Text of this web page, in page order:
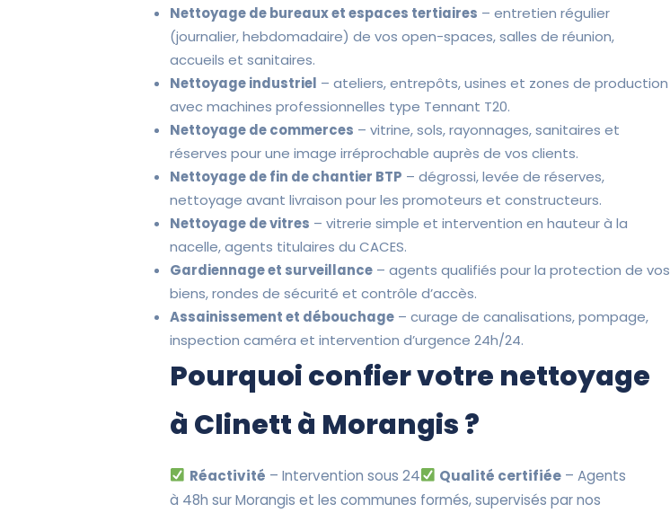
Nettoyage de bureaux et espaces tertiaires – entretien régulier
(journalier, hebdomadaire) de vos open-spaces, salles de réunion,
accueils et sanitaires.
Nettoyage industriel – ateliers, entrepôts, usines et zones de production
avec machines professionnelles type Tennant T20.
Nettoyage de commerces – vitrine, sols, rayonnages, sanitaires et
réserves pour une image irréprochable auprès de vos clients.
Nettoyage de fin de chantier BTP – dégrossi, levée de réserves,
nettoyage avant livraison pour les promoteurs et constructeurs.
Nettoyage de vitres – vitrerie simple et intervention en hauteur à la
nacelle, agents titulaires du CACES.
Gardiennage et surveillance – agents qualifiés pour la protection de vos
biens, rondes de sécurité et contrôle d’accès.
Assainissement et débouchage – curage de canalisations, pompage,
inspection caméra et intervention d’urgence 24h/24.
Pourquoi confier votre nettoyage
à Clinett à Morangis ?
Réactivité – Intervention sous 24
à 48h sur Morangis et les communes
Qualité certifiée – Agents
formés, supervisés par nos